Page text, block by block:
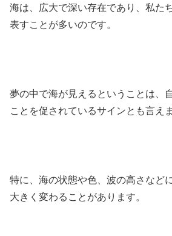
海は、広大で深い存在であり、私た
表すことが多いのです。
夢の中で海が見えるということは、
ことを促されているサインとも言えま
特に、海の状態や色、波の高さなど
大きく変わることがあります。